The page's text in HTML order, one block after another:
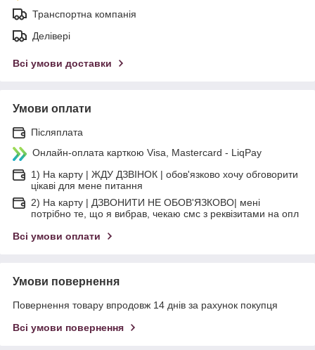
Транспортна компанія
Делівері
Всі умови доставки
Умови оплати
Післяплата
Онлайн-оплата карткою Visa, Mastercard - LiqPay
1) На карту | ЖДУ ДЗВІНОК | обов'язково хочу обговорити
цікаві для мене питання
2) На карту | ДЗВОНИТИ НЕ ОБОВ'ЯЗКОВО| мені
потрібно те, що я вибрав, чекаю смс з реквізитами на опл
Всі умови оплати
Умови повернення
Повернення товару впродовж 14 днів за рахунок покупця
Всі умови повернення